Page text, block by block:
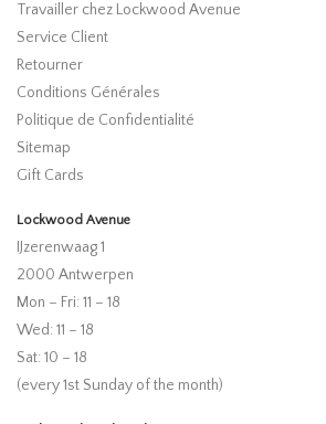
Travailler chez Lockwood Avenue
Service Client
Retourner
Conditions Générales
Politique de Confidentialité
Sitemap
Gift Cards
Lockwood Avenue
IJzerenwaag 1
2000 Antwerpen
Mon – Fri: 11 – 18
Wed: 11 – 18
Sat: 10 – 18
(every 1st Sunday of the month)